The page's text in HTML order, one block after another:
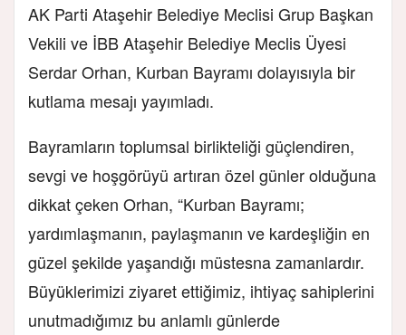
AK Parti Ataşehir Belediye Meclisi Grup Başkan
Vekili ve İBB Ataşehir Belediye Meclis Üyesi
Serdar Orhan, Kurban Bayramı dolayısıyla bir
kutlama mesajı yayımladı.
Bayramların toplumsal birlikteliği güçlendiren,
sevgi ve hoşgörüyü artıran özel günler olduğuna
dikkat çeken Orhan, “Kurban Bayramı;
yardımlaşmanın, paylaşmanın ve kardeşliğin en
güzel şekilde yaşandığı müstesna zamanlardır.
Büyüklerimizi ziyaret ettiğimiz, ihtiyaç sahiplerini
unutmadığımız bu anlamlı günlerde